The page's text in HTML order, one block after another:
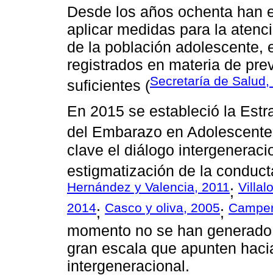
Desde los años ochenta han
aplicar medidas para la
de la población adolescente,
registrados en materia de
suficientes (Secretaría de Salud,
En 2015 se estableció la
del Embarazo en
clave el diálogo
estigmatización de la
Hernández y Valencia, 2011;
2014; Casco y oliva, 2005;
momento no se han
gran escala que apunten
intergeneracional.